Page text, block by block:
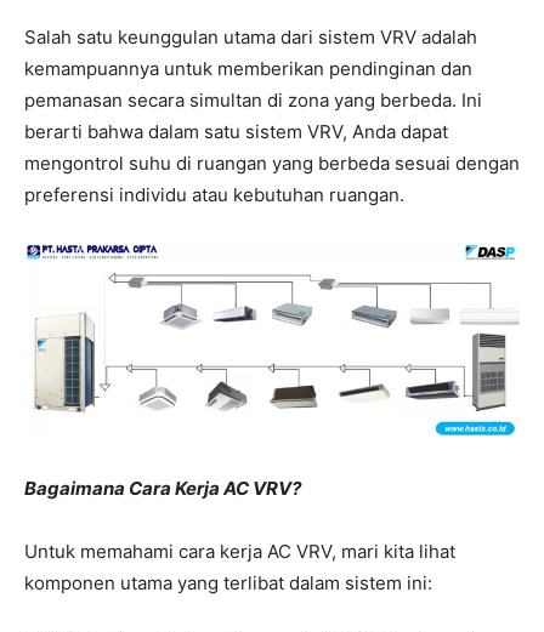
Salah satu keunggulan utama dari sistem VRV adalah
kemampuannya untuk memberikan pendinginan dan
pemanasan secara simultan di zona yang berbeda. Ini
berarti bahwa dalam satu sistem VRV, Anda dapat
mengontrol suhu di ruangan yang berbeda sesuai dengan
preferensi individu atau kebutuhan ruangan.
Bagaimana Cara Kerja AC VRV?
Untuk memahami cara kerja AC VRV, mari kita lihat
komponen utama yang terlibat dalam sistem ini: